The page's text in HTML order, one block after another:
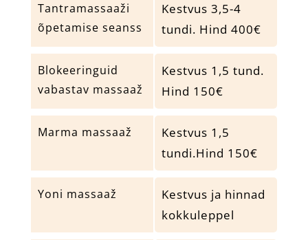
Tantramassaaži
õpetamise seanss
Kestvus 3,5-4
tundi. Hind 400€
Blokeeringuid
vabastav massaaž
Kestvus 1,5 tund.
Hind 150€
Marma massaaž
Kestvus 1,5
tundi.Hind 150€
Yoni massaaž
Kestvus ja hinnad
kokkuleppel